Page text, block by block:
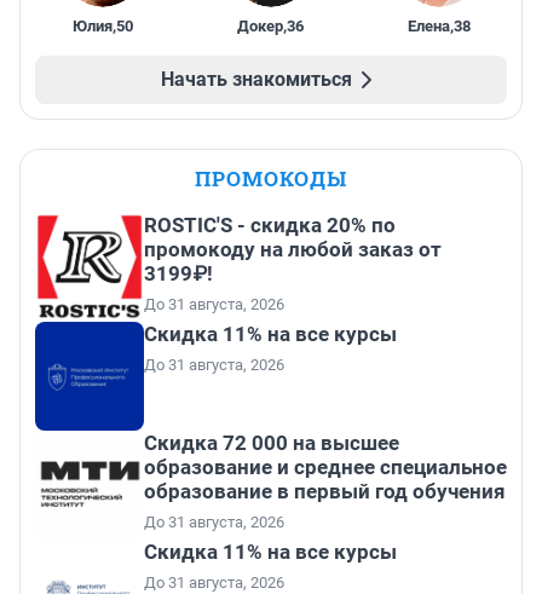
Юлия,50 Докер,36 Елена,38
Начать знакомиться
ПРОМОКОДЫ
ROSTIC'S - скидка 20% по
промокоду на любой заказ от
3199₽!
До 31 августа, 2026
Скидка 11% на все курсы
До 31 августа, 2026
Скидка 72 000 на высшее
образование и среднее специальное
образование в первый год обучения
До 31 августа, 2026
Скидка 11% на все курсы
До 31 августа, 2026